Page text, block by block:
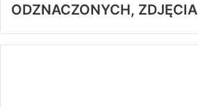
ODZNACZONYCH, ZDJĘCIA